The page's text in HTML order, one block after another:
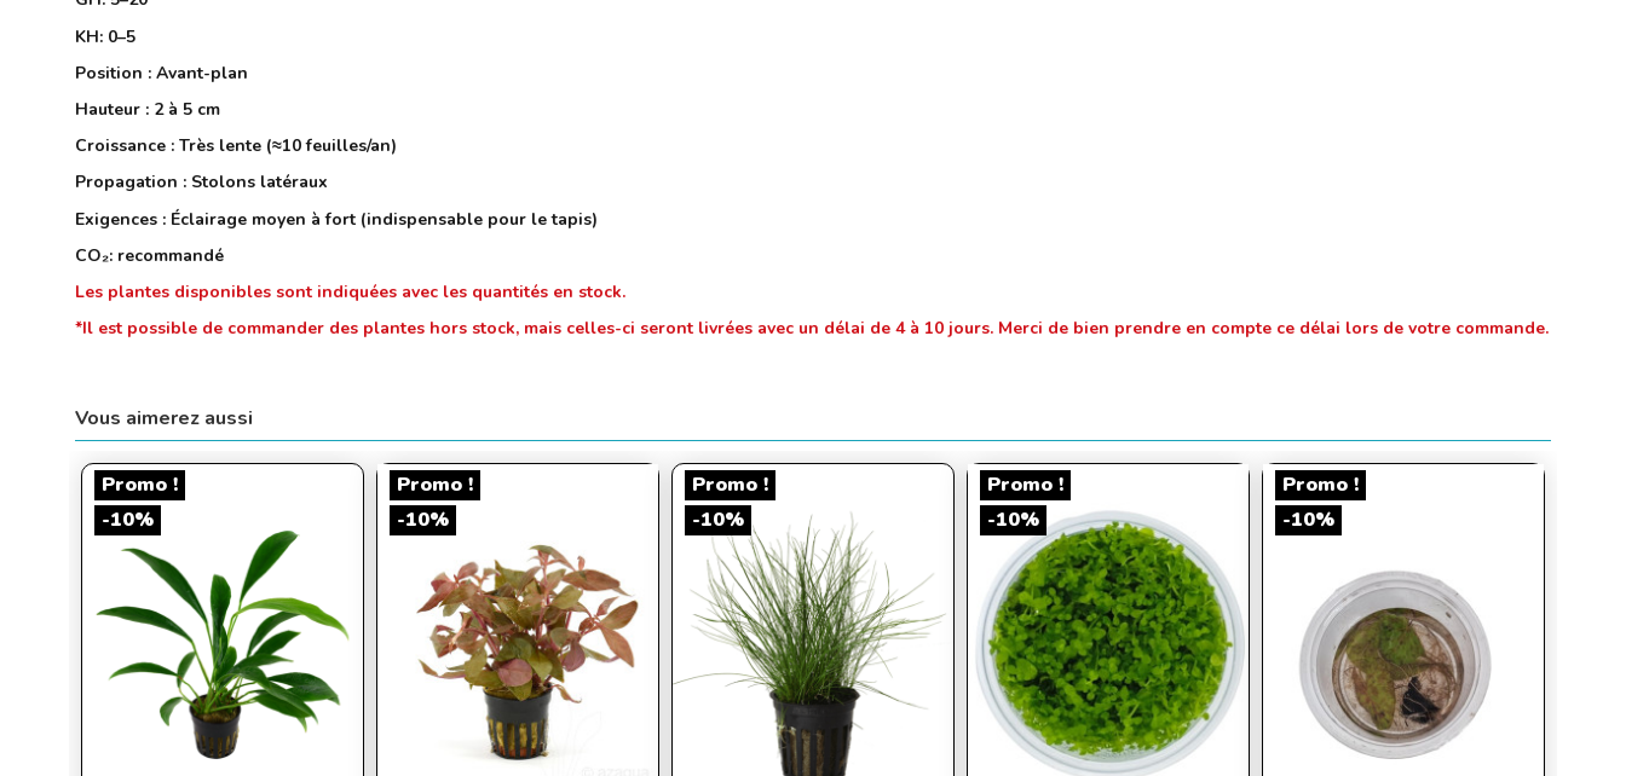
KH: 0–5
Position : Avant-plan
Hauteur : 2 à 5 cm
Croissance : Très lente (≈10 feuilles/an)
Propagation : Stolons latéraux
Exigences : Éclairage moyen à fort (indispensable pour le tapis)
CO₂: recommandé
Les plantes disponibles sont indiquées avec les quantités en stock.
*Il est possible de commander des plantes hors stock, mais celles-ci seront livrées avec un délai de 4 à 10 jours. Merci de bien prendre en compte ce délai lors de votre commande.
Vous aimerez aussi
Promo !
-10%
Promo !
-10%
Promo !
-10%
Promo !
-10%
Promo !
-10%